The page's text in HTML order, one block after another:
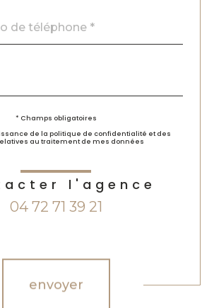
* Champs obligatoires
de la politique de confidentialité et des
au traitement de mes données
l'agence
04 72 71 39 21
envoyer